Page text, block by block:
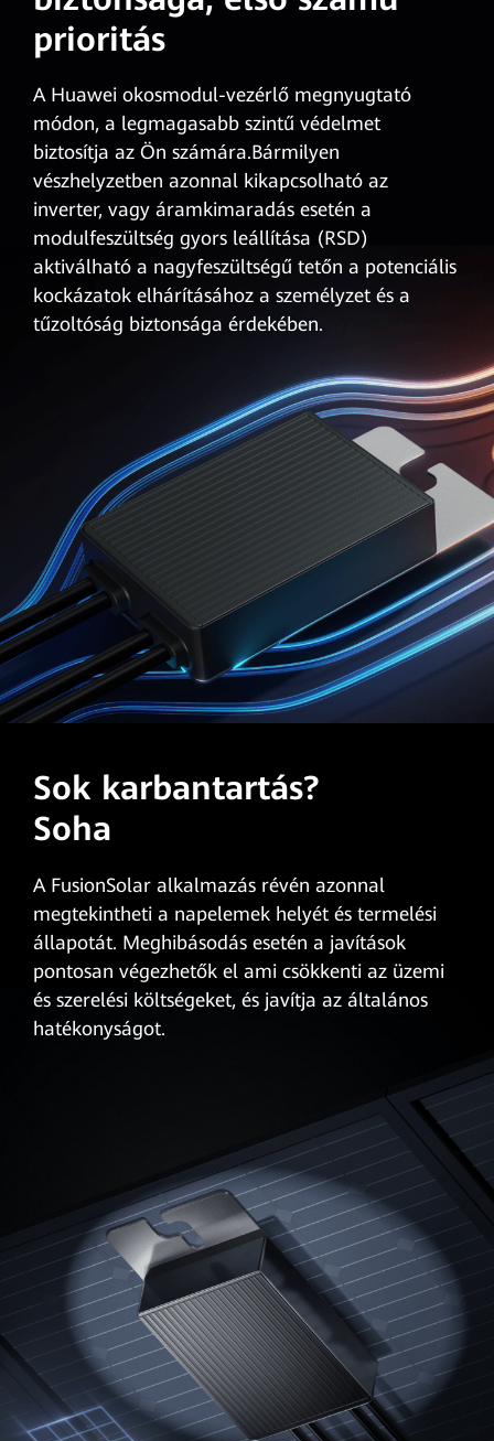
prioritás
A Huawei okosmodul-vezérlő megnyugtató
módon, a legmagasabb szintű védelmet
biztosítja az Ön számára.Bármilyen
vészhelyzetben azonnal kikapcsolható az
inverter, vagy áramkimaradás esetén a
modulfeszültség gyors leállítása (RSD)
aktiválható a nagyfeszültségű tetőn a potenciális
kockázatok elhárításához a személyzet és a
tűzoltóság biztonsága érdekében.
Sok karbantartás?
Soha
A FusionSolar alkalmazás révén azonnal
megtekintheti a napelemek helyét és termelési
állapotát. Meghibásodás esetén a javítások
pontosan végezhetők el ami csökkenti az üzemi
és szerelési költségeket, és javítja az általános
hatékonyságot.